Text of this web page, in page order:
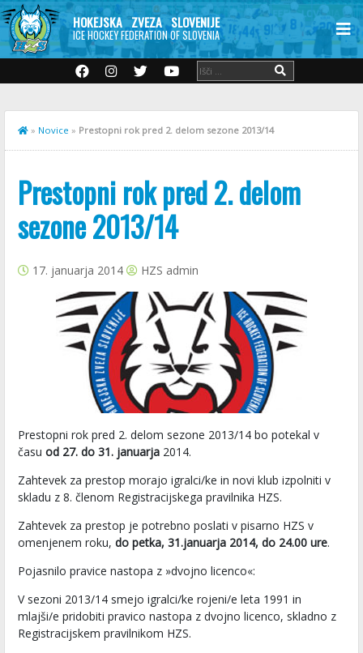
HOKEJSKA ZVEZA SLOVENIJE
ICE HOCKEY FEDERATION OF SLOVENIA
» Novice » Prestopni rok pred 2. delom sezone 2013/14
Prestopni rok pred 2. delom
sezone 2013/14
17. januarja 2014 HZS admin
Prestopni rok pred 2. delom sezone 2013/14 bo potekal v
času od 27. do 31. januarja 2014.
Zahtevek za prestop morajo igralci/ke in novi klub izpolniti v
skladu z 8. členom Registracijskega pravilnika HZS.
Zahtevek za prestop je potrebno poslati v pisarno HZS v
omenjenem roku, do petka, 31.januarja 2014, do 24.00 ure.
Pojasnilo pravice nastopa z »dvojno licenco«:
V sezoni 2013/14 smejo igralci/ke rojeni/e leta 1991 in
mlajši/e pridobiti pravico nastopa z dvojno licenco, skladno z
Registracijskem pravilnikom HZS.